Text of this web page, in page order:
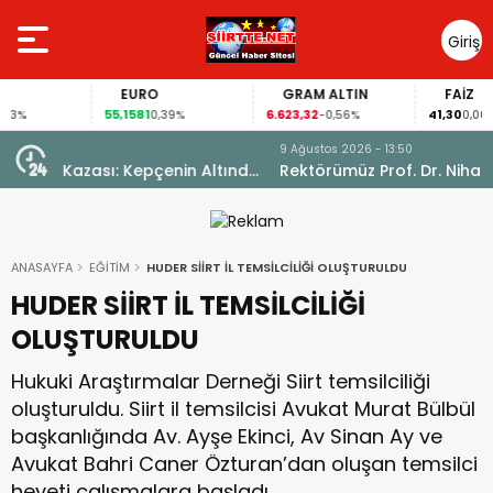
Giriş
Yap
EURO
55,15810,39%
GRAM ALTIN
6.623,32-0,56% 0,00%
Rektörümüz Prof. Dr. Nihat Şındak, Fıstık
İhtisaslaşma Sahalarında İncelemelerde Bulundu
ANASAYFA EĞİTİM HUDER SİİRT İL TEMSİLCİLİĞİ OLUŞTURULDU
HUDER SİİRT İL TEMSİLCİLİĞİ
OLUŞTURULDU
Hukuki Araştırmalar Derneği Siirt temsilciliği
oluşturuldu. Siirt il temsilcisi Avukat Murat Bülbül
başkanlığında Av. Ayşe Ekinci, Av Sinan Ay ve
Avukat Bahri Caner Özturan’dan oluşan temsilci